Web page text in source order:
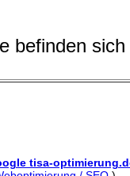
befinden
tisa-